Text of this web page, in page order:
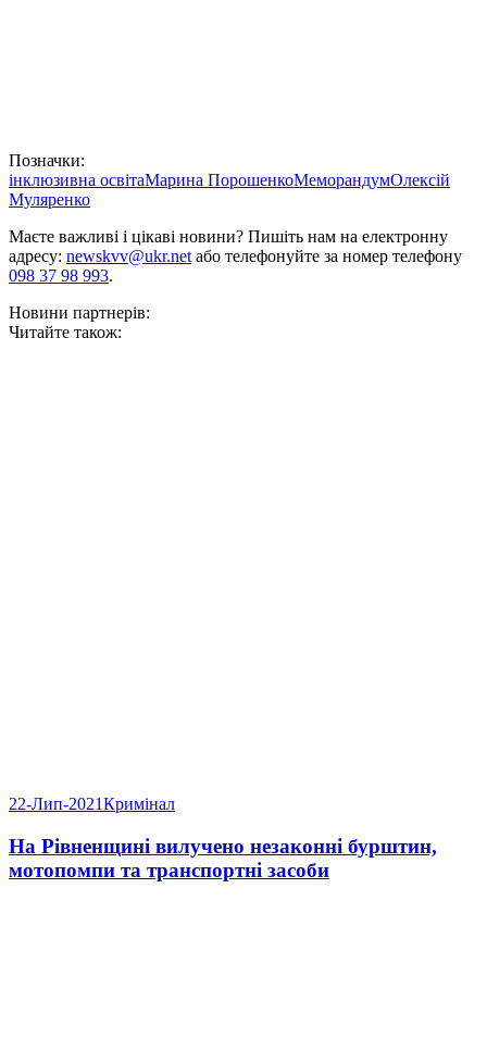
Позначки:
інклюзивна освітаМарина ПорошенкоМеморандумОлексій
Муляренко
Маєте важливі і цікаві новини? Пишіть нам на електронну
адресу: newskvv@ukr.netабо телефонуйте за номер телефону
098 37 98 993.
Новини партнерів:
Читайте також:
22-Лип-2021Кримінал
На Рівненщині вилучено незаконні бурштин,
мотопомпи та транспортні засоби